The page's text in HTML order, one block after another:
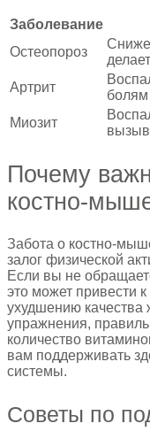
Заболевание
Остеопороз
Артрит
Миозит
Почему
костно-
Забота о костно-
залог физической
Если вы не
это может привести
ухудшению качества
упражнения,
количество
вам поддерживать
системы.
Советы по